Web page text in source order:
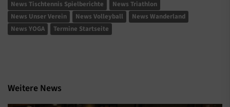
News Tischtennis Spielberichte
News Triathlon
News Unser Verein
News Volleyball
News Wanderland
News YOGA
Termine Startseite
Weitere News